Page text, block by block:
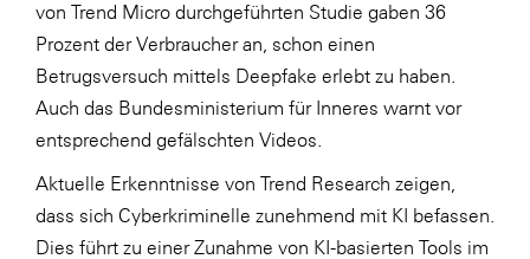
SeneCura
SERVICE&MORE
SKINUANCE®
Somfy
Sony DADC
SPIEGLTEC
von Trend Micro durchgeführten Studie gaben 36
Prozent der Verbraucher an, schon einen
Betrugsversuch mittels Deepfake erlebt zu haben.
Auch das Bundesministerium für Inneres warnt vor
entsprechend gefälschten Videos.
Aktuelle Erkenntnisse von Trend Research zeigen,
dass sich Cyberkriminelle zunehmend mit KI befassen.
Dies führt zu einer Zunahme von KI-basierten Tools im